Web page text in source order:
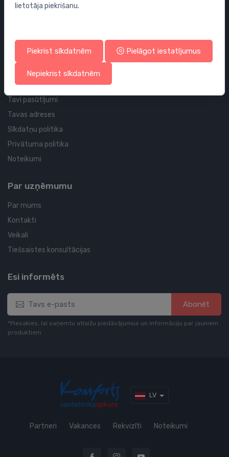
Sifoni
Cauruļvadi un Veidgabali
Profila un piegādes informācija
Tavs konts
Tavi pasūtījumi
Tavas adreses
Sīkdatņu politika
Privātuma politika
Noteikumi
Par uzņēmumu
Par mums
Kontakti
Veikali
Tiešsaistes konsultācijas
Esi informēts
Abonēt
*Piesakies, lai saņemtu atlaižu piedāvājumus un informāciju par jauniem
produktiem
LV
Partneri Vakances Rekvizīti Noteikumi
lietotāja piekrišanu.
Piekrist sīkdatnēm Pielāgot iestatījumus
Nepiekrist sīkdatnēm